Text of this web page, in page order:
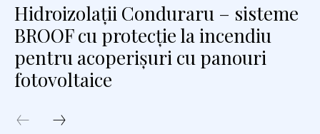
Hidroizolații Conduraru – sisteme
BROOF cu protecție la incendiu
pentru acoperișuri cu panouri
fotovoltaice